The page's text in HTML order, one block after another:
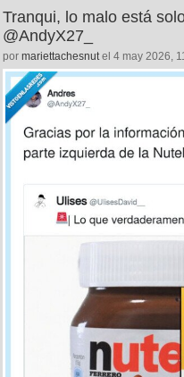
Tranqui, lo malo está
@AndyX27_
por mariettachesnut el 4 may 2026,